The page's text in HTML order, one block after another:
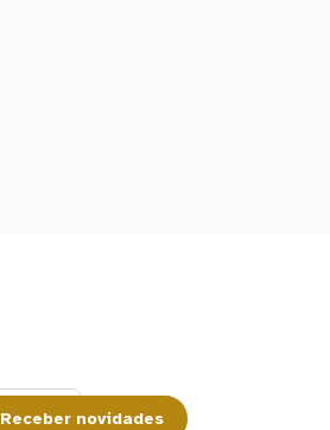
Receber novidades